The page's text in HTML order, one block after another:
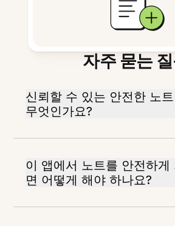
자주 묻는
신뢰할 수 있는 안전한 노
무엇인가요?
이 앱에서 노트를 안전하게
면 어떻게 해야 하나요?